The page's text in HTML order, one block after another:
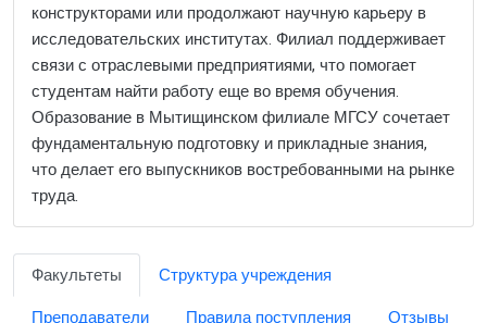
конструкторами или продолжают научную карьеру в
исследовательских институтах. Филиал поддерживает
связи с отраслевыми предприятиями, что помогает
студентам найти работу еще во время обучения.
Образование в Мытищинском филиале МГСУ сочетает
фундаментальную подготовку и прикладные знания,
что делает его выпускников востребованными на рынке
труда.
Факультеты
Структура учреждения
Преподаватели
Правила поступления Отзывы